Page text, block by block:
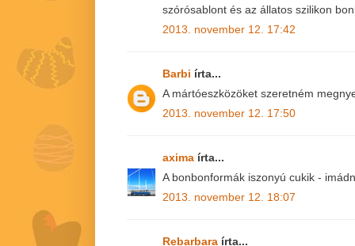
szórósablont és az állatos szilikon
2013. november 12. 17:42
Barbi írta...
A mártóeszközöket szeretném
2013. november 12. 17:50
axima írta...
A bonbonformák iszonyú cukik -
2013. november 12. 18:07
Rebarbara írta...